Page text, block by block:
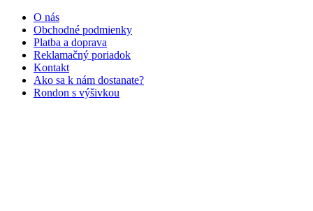
O nás
Obchodné podmienky
Platba a doprava
Reklamačný poriadok
Kontakt
Ako sa k nám dostanate?
Rondon s výšivkou